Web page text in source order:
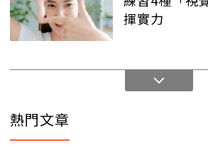
揮實力
熱門文章